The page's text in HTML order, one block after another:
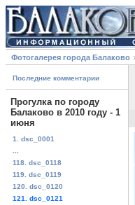
Фотогалерея города Балаково
Последние комментарии
Прогулка по городу
Балаково в 2010 году - 1
июня
1. dsc_0001
118. dsc_0118
119. dsc_0119
120. dsc_0120
121. dsc_0121